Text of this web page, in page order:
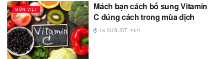
MÓN VIỆT
Mách bạn cách bổ sung Vitamin
C đúng cách trong mùa dịch
18 AUGUST, 2021